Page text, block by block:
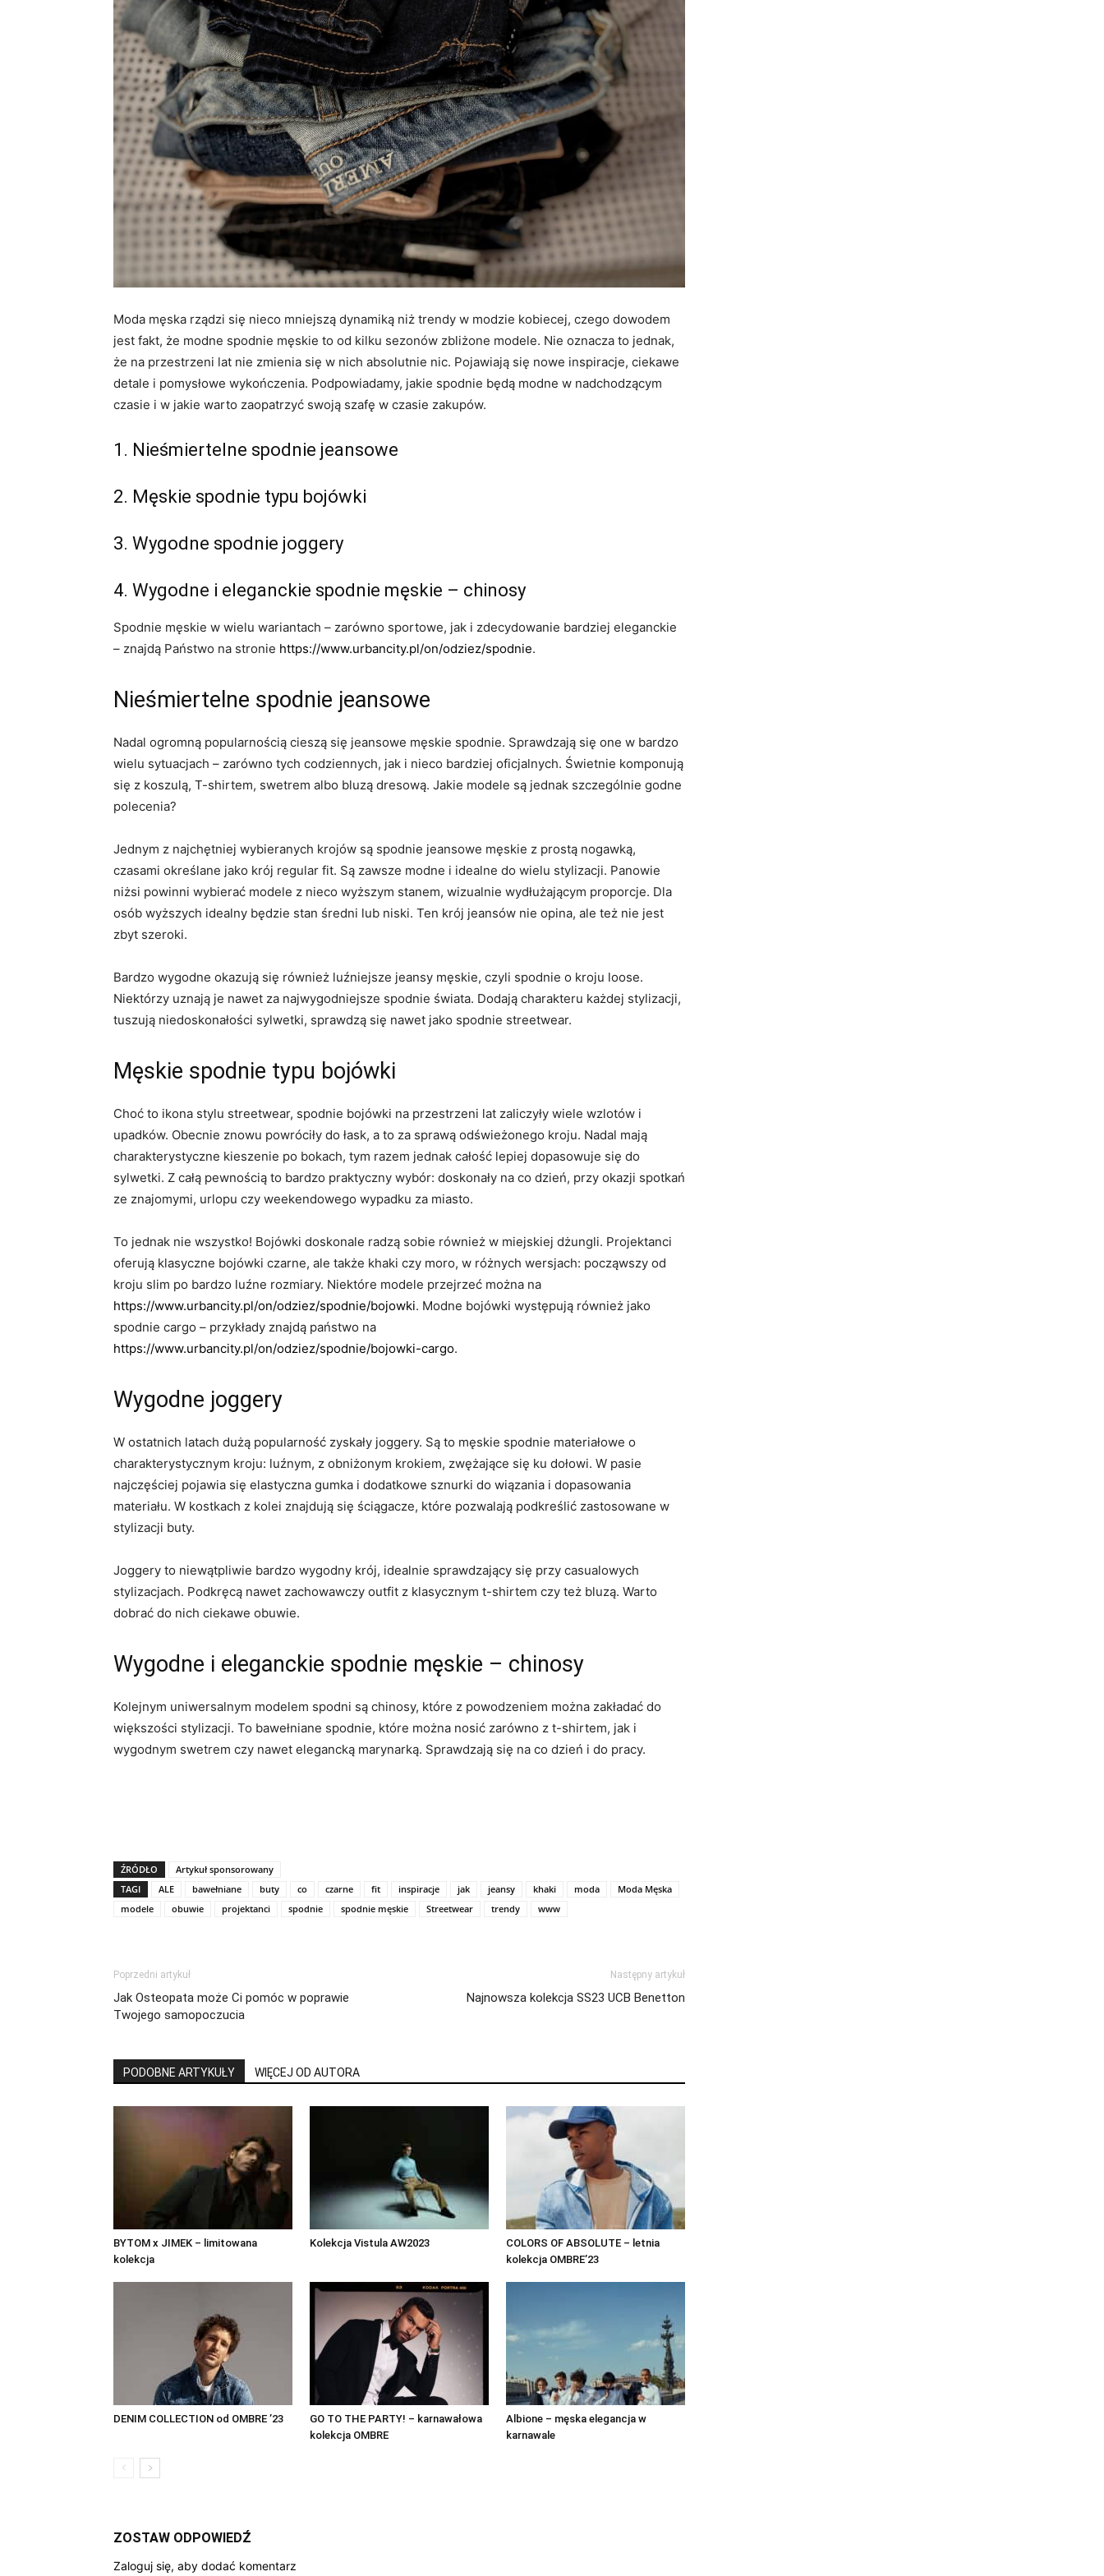
Moda męska rządzi się nieco mniejszą dynamiką niż trendy w modzie kobiecej, czego dowodem
jest fakt, że modne spodnie męskie to od kilku sezonów zbliżone modele. Nie oznacza to jednak,
że na przestrzeni lat nie zmienia się w nich absolutnie nic. Pojawiają się nowe inspiracje, ciekawe
detale i pomysłowe wykończenia. Podpowiadamy, jakie spodnie będą modne w nadchodzącym
czasie i w jakie warto zaopatrzyć swoją szafę w czasie zakupów.
1. Nieśmiertelne spodnie jeansowe
2. Męskie spodnie typu bojówki
3. Wygodne spodnie joggery
4. Wygodne i eleganckie spodnie męskie – chinosy
Spodnie męskie w wielu wariantach – zarówno sportowe, jak i zdecydowanie bardziej eleganckie
– znajdą Państwo na stronie https://www.urbancity.pl/on/odziez/spodnie.
Nieśmiertelne spodnie jeansowe
Nadal ogromną popularnością cieszą się jeansowe męskie spodnie. Sprawdzają się one w bardzo
wielu sytuacjach – zarówno tych codziennych, jak i nieco bardziej oficjalnych. Świetnie komponują
się z koszulą, T-shirtem, swetrem albo bluzą dresową. Jakie modele są jednak szczególnie godne
polecenia?
Jednym z najchętniej wybieranych krojów są spodnie jeansowe męskie z prostą nogawką,
czasami określane jako krój regular fit. Są zawsze modne i idealne do wielu stylizacji. Panowie
niżsi powinni wybierać modele z nieco wyższym stanem, wizualnie wydłużającym proporcje. Dla
osób wyższych idealny będzie stan średni lub niski. Ten krój jeansów nie opina, ale też nie jest
zbyt szeroki.
Bardzo wygodne okazują się również luźniejsze jeansy męskie, czyli spodnie o kroju loose.
Niektórzy uznają je nawet za najwygodniejsze spodnie świata. Dodają charakteru każdej stylizacji,
tuszują niedoskonałości sylwetki, sprawdzą się nawet jako spodnie streetwear.
Męskie spodnie typu bojówki
Choć to ikona stylu streetwear, spodnie bojówki na przestrzeni lat zaliczyły wiele wzlotów i
upadków. Obecnie znowu powróciły do łask, a to za sprawą odświeżonego kroju. Nadal mają
charakterystyczne kieszenie po bokach, tym razem jednak całość lepiej dopasowuje się do
sylwetki. Z całą pewnością to bardzo praktyczny wybór: doskonały na co dzień, przy okazji spotkań
ze znajomymi, urlopu czy weekendowego wypadku za miasto.
To jednak nie wszystko! Bojówki doskonale radzą sobie również w miejskiej dżungli. Projektanci
oferują klasyczne bojówki czarne, ale także khaki czy moro, w różnych wersjach: począwszy od
kroju slim po bardzo luźne rozmiary. Niektóre modele przejrzeć można na
https://www.urbancity.pl/on/odziez/spodnie/bojowki. Modne bojówki występują również jako
spodnie cargo – przykłady znajdą państwo na
https://www.urbancity.pl/on/odziez/spodnie/bojowki-cargo.
Wygodne joggery
W ostatnich latach dużą popularność zyskały joggery. Są to męskie spodnie materiałowe o
charakterystycznym kroju: luźnym, z obniżonym krokiem, zwężające się ku dołowi. W pasie
najczęściej pojawia się elastyczna gumka i dodatkowe sznurki do wiązania i dopasowania
materiału. W kostkach z kolei znajdują się ściągacze, które pozwalają podkreślić zastosowane w
stylizacji buty.
Joggery to niewątpliwie bardzo wygodny krój, idealnie sprawdzający się przy casualowych
stylizacjach. Podkręcą nawet zachowawczy outfit z klasycznym t-shirtem czy też bluzą. Warto
dobrać do nich ciekawe obuwie.
Wygodne i eleganckie spodnie męskie – chinosy
Kolejnym uniwersalnym modelem spodni są chinosy, które z powodzeniem można zakładać do
większości stylizacji. To bawełniane spodnie, które można nosić zarówno z t-shirtem, jak i
wygodnym swetrem czy nawet elegancką marynarką. Sprawdzają się na co dzień i do pracy.
ŹRÓDŁO
Artykuł sponsorowany
TAGI
ALE bawełniane buty co czarne fit inspiracje jak jeansy khaki moda
Moda Męska
modele
obuwie projektanci spodnie spodnie męskie Streetwear trendy www
Poprzedni artykuł
Jak Osteopata może Ci pomóc w poprawie
Twojego samopoczucia
Następny artykuł
Najnowsza kolekcja SS23 UCB Benetton
PODOBNE ARTYKUŁY WIĘCEJ OD AUTORA
BYTOM x JIMEK – limitowana
kolekcja
Kolekcja Vistula AW2023
COLORS OF ABSOLUTE – letnia
kolekcja OMBRE’23
DENIM COLLECTION od OMBRE ’23
GO TO THE PARTY! – karnawałowa
kolekcja OMBRE
Albione – męska elegancja w
karnawale
ZOSTAW ODPOWIEDŹ
Zaloguj się, aby dodać komentarz